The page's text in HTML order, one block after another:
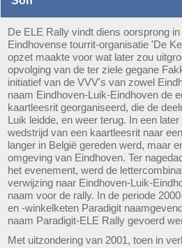
De ELE Rally vindt diens oorsprong
Eindhovense tourrit-organisatie 'De
opzet maakte voor wat later zou
opvolging van de ter ziele gegane
initiatief van de VVV's van zowel
naam Eindhoven-Luik-Eindhoven de
kaartleesrit georganiseerd, die de
Luik leidde, en weer terug. In een
wedstrijd van een kaartleesrit naar
langer in België gereden werd, maar
omgeving van Eindhoven. Ter
het evenement, werd de
verwijzing naar Eindhoven-Luik-
naam voor de rally. In de periode
en -winkelketen Paradigit
naam Paradigit-ELE Rally gevoerd
Met uitzondering van 2001, toen in